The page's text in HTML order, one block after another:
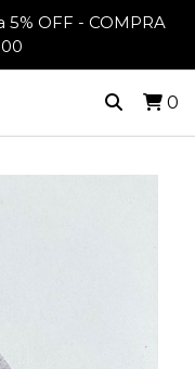
5% OFF - COMPRA
0